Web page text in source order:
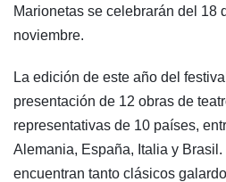
Marionetas se celebrarán del 18
noviembre.
La edición de este año del
presentación de 12 obras de
representativas de 10 países,
Alemania, España, Italia y
encuentran tanto clásicos